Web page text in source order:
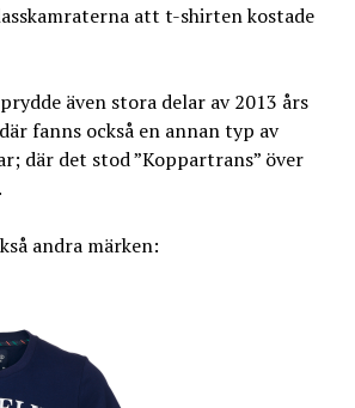
att t-shirten kostade
även stora delar av 2013 års
fanns också en annan typ av
där det stod ”Koppartrans” över
andra märken: